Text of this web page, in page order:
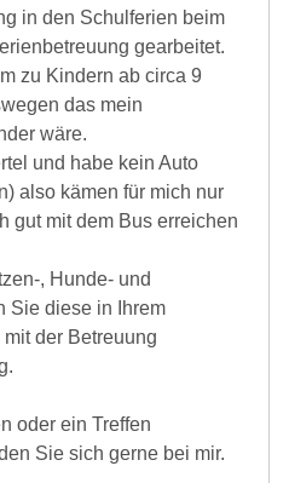
in den Schulferien beim
gearbeitet.
zu Kindern ab circa 9
das mein
wäre.
und habe kein Auto
also kämen für mich nur
gut mit dem Bus erreichen
, Hunde- und
Sie diese in Ihrem
der Betreuung
oder ein Treffen
Sie sich gerne bei mir.